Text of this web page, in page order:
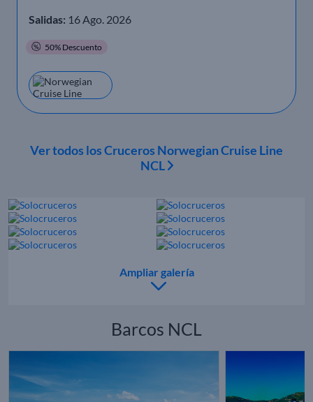
Salidas: 16 Ago. 2026
50% Descuento
Ver todos los Cruceros Norwegian Cruise Line
NCL
Ampliar galería
Barcos NCL